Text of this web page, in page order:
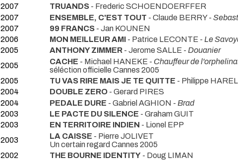
2007
TRUANDS - Frederic SCHOENDOERFFER
2007
ENSEMBLE, C'EST TOUT - Claude BERRY -
2007
99 FRANCS - Jan KOUNEN
2006
MON MEILLEUR AMI - Patrice LECONTE - Le
2005
ANTHONY ZIMMER - Jerome SALLE - Douanier
2005
CACHE - Michael HANEKE - Chauffeur de
séléction officielle Cannes 2005
2005
TU VAS RIRE MAIS JE TE QUITTE - Philippe HAREL
2004
DOUBLE ZERO - Gerard PIRES
2004
PEDALE DURE - Gabriel AGHION - Brad
2003
LE PACTE DU SILENCE - Graham GUIT
2003
EN TERRITOIRE INDIEN - Lionel EPP
2003
LA CAISSE - Pierre JOLIVET
Un certain regard Cannes 2005
2002
THE BOURNE IDENTITY - Doug LIMAN